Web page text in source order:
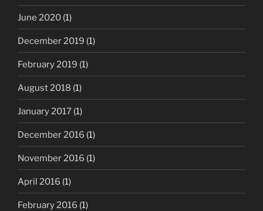
June 2020 (1)
December 2019 (1)
February 2019 (1)
August 2018 (1)
January 2017 (1)
December 2016 (1)
November 2016 (1)
April 2016 (1)
February 2016 (1)